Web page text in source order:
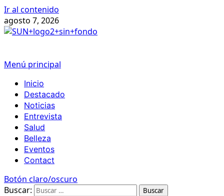
Ir al contenido
agosto 7, 2026
Menú principal
Inicio
Destacado
Noticias
Entrevista
Salud
Belleza
Eventos
Contact
Botón claro/oscuro
Buscar: